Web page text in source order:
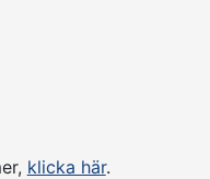
klicka här.